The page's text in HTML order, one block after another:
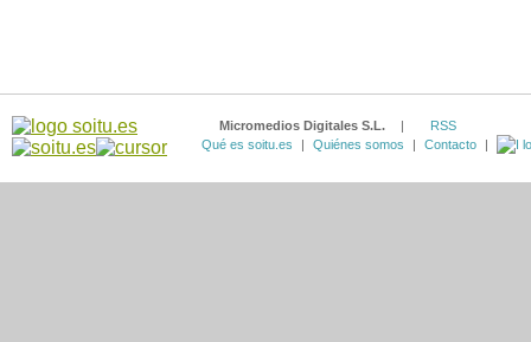
Micromedios Digitales S.L. |
RSS
Qué es soitu.es
| Quiénes somos | Contacto |